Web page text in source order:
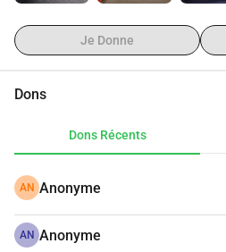
état.
Je Donne
Dons
Dons Récents
AN Anonyme
AN Anonyme